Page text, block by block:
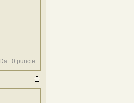
Da 0 puncte